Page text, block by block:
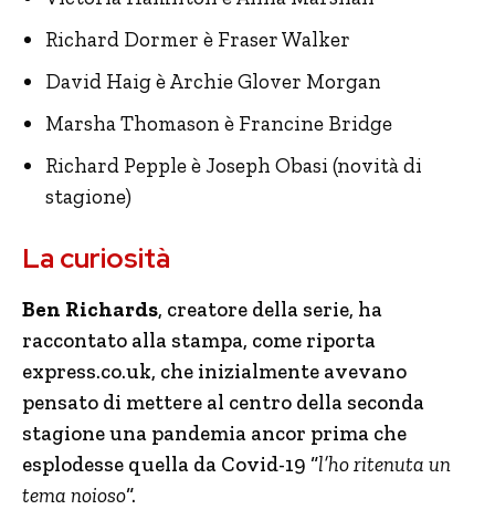
Richard Dormer è Fraser Walker
David Haig è Archie Glover Morgan
Marsha Thomason è Francine Bridge
Richard Pepple è Joseph Obasi (novità di
stagione)
La curiosità
Ben Richards, creatore della serie, ha
raccontato alla stampa, come riporta
express.co.uk, che inizialmente avevano
pensato di mettere al centro della seconda
stagione una pandemia ancor prima che
esplodesse quella da Covid-19 “l’ho ritenuta un
tema noioso“.